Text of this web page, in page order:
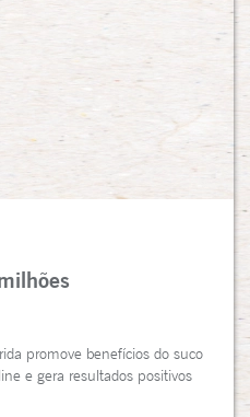
promove benefícios do suco
e gera resultados positivos